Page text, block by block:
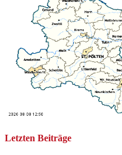
Letzten Beiträge